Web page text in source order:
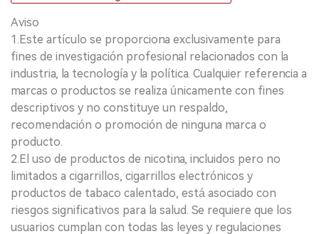
Aviso
1.Este artículo se proporciona exclusivamente para
fines de investigación profesional relacionados con la
industria, la tecnología y la política. Cualquier referencia a
marcas o productos se realiza únicamente con fines
descriptivos y no constituye un respaldo,
recomendación o promoción de ninguna marca o
producto.
2.El uso de productos de nicotina, incluidos pero no
limitados a cigarrillos, cigarrillos electrónicos y
productos de tabaco calentado, está asociado con
riesgos significativos para la salud. Se requiere que los
usuarios cumplan con todas las leyes y regulaciones